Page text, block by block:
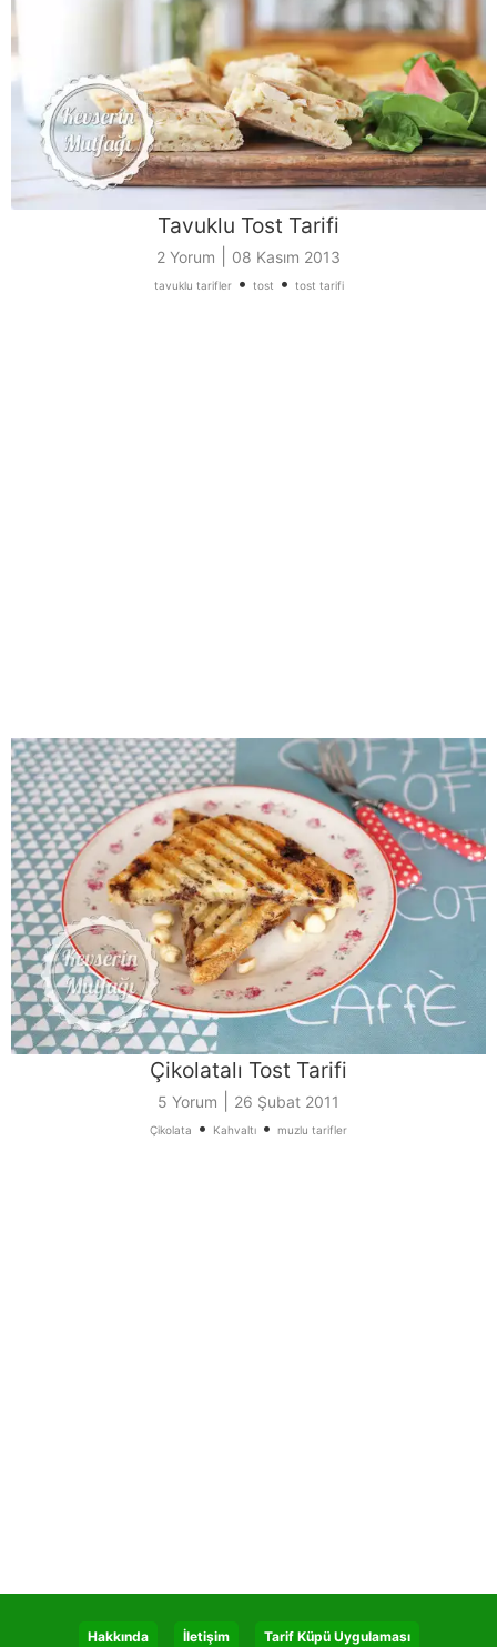
Tavuklu Tost Tarifi
2 Yorum 08 Kasım 2013
tavuklu tarifler• tost • tost tarifi
Çikolatalı Tost Tarifi
5 Yorum 26 Şubat 2011
Çikolata • Kahvaltı • muzlu tarifler
Hakkında İletişim Tarif Küpü Uygulaması